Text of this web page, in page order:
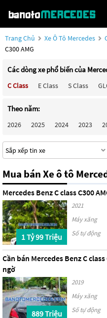
Trang Chủ Xe Ô Tô Mercedes
C300 AMG
Các dòng xe phổ biến của
C Class E Class S Class
Theo năm:
2026 2025 2024 2023
Mua bán Xe ô tô
Mercedes Benz C class C300
1 Tỷ 99 Triệu
2021
Máy xăng
Số tự động
Cần bán Mercedes Benz C
ngờ
889 Triệu
2019
Máy xăng
Số tự động